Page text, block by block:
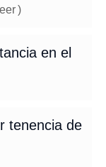
)
en el
tenencia de